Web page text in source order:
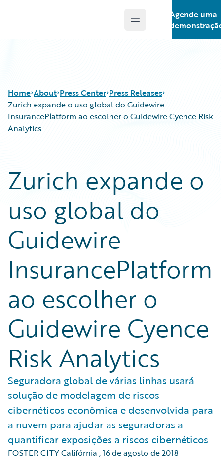
Open main menu
Agende uma
Home About Press Center Press Releases
Zurich expande o uso global do Guidewire
InsurancePlatform ao escolher o Guidewire Cyence Risk
Analytics
Zurich expande o
uso global do
Guidewire
InsurancePlatform
ao escolher o
Guidewire Cyence
Risk Analytics
Seguradora global de várias linhas usará
solução de modelagem de riscos
cibernéticos econômica e desenvolvida para
a nuvem para ajudar as seguradoras a
quantificar exposições a riscos cibernéticos
FOSTER CITY Califórnia ,16 de agosto de 2018